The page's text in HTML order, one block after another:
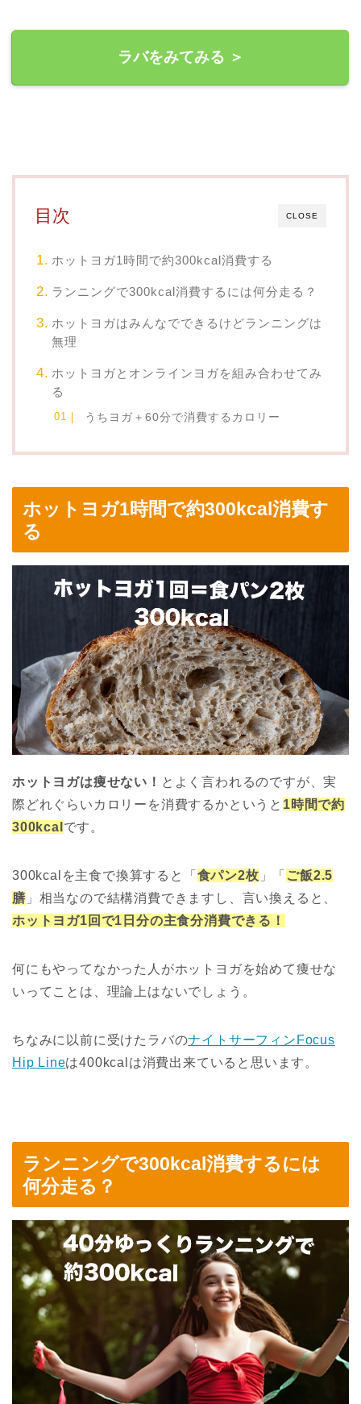
ラバをみてみる ＞
CLOSE
目次
ホットヨガ1時間で約300kcal消費する
ランニングで300kcal消費するには何分走る？
ホットヨガはみんなでできるけどランニングは
無理
ホットヨガとオンラインヨガを組み合わせてみ
る
うちヨガ＋60分で消費するカロリー
ホットヨガ1時間で約300kcal消費す
る
ホットヨガは痩せない！ とよく言われるのですが、実
際どれぐらいカロリーを消費するかというと 1時間で約
300kcal です。
300kcalを主食で換算すると「 食パン2枚 」「 ご飯2.5
膳」相当なので結構消費できますし、言い換えると、
ホットヨガ1回で1日分の主食分消費できる！
何にもやってなかった人がホットヨガを始めて痩せな
いってことは、理論上はないでしょう。
ちなみに以前に受けたラバのナイトサーフィンFocus
Hip Lineは400kcalは消費出来ていると思います。
ランニングで300kcal消費するには
何分走る？